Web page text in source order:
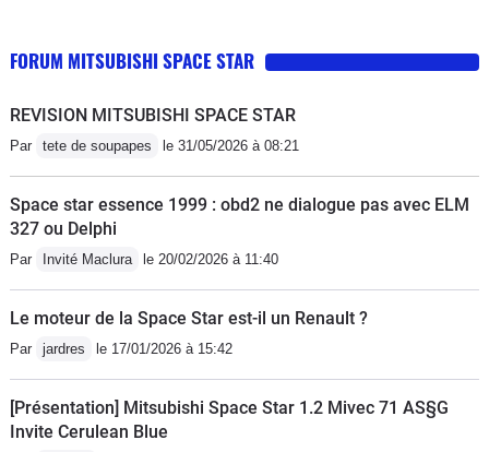
FORUM MITSUBISHI SPACE STAR
REVISION MITSUBISHI SPACE STAR
Par tete de soupapes le 31/05/2026 à 08:21
Space star essence 1999 : obd2 ne dialogue pas avec ELM
327 ou Delphi
Par Invité Maclura le 20/02/2026 à 11:40
Le moteur de la Space Star est-il un Renault ?
Par jardres le 17/01/2026 à 15:42
[Présentation] Mitsubishi Space Star 1.2 Mivec 71 AS§G
Invite Cerulean Blue